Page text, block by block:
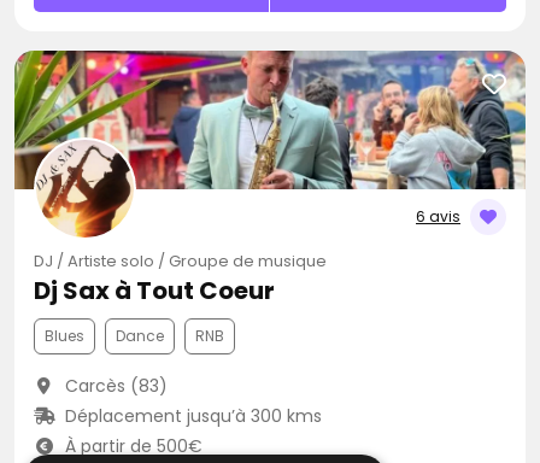
6 avis
DJ / Artiste solo / Groupe de musique
Dj Sax à Tout Coeur
Blues Dance RNB
Carcès (83)
Déplacement jusqu’à 300 kms
À partir de 500€